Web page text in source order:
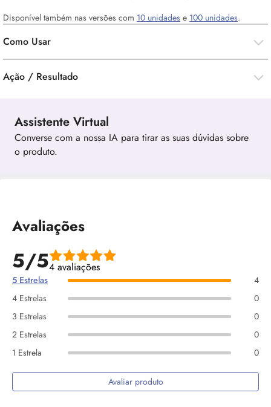
Disponível também nas versões com 10 unidades e 100 unidades.
Como Usar
Ação / Resultado
Assistente Virtual
Converse com a nossa IA para tirar as suas dúvidas sobre
o produto.
Avaliações
5/54 avaliações
5 Estrelas
4
4 Estrelas
0
3 Estrelas
0
2 Estrelas
0
1 Estrela
0
Avaliar produto